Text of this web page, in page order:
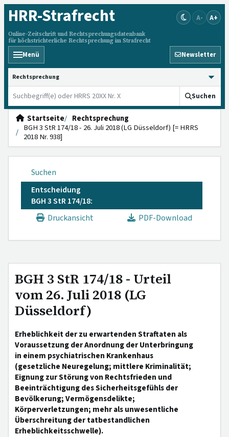
HRR-Strafrecht
Online-Zeitschrift und Rechtsprechungsdatenbank
für höchstrichterliche Rechtsprechung im Strafrecht
A- A+
Menü Newsletter
HRRS durchsuchen
Suchen
Startseite
Rechtsprechung
BGH 3 StR 174/18 - 26. Juli 2018 (LG Düsseldorf) [= HRRS
2018 Nr. 938]
Suchen
Entscheidung
BGH 3 StR 174/18:
Druckansicht
PDF-Download
BGH 3 StR 174/18 - Urteil
vom 26. Juli 2018 (LG
Düsseldorf)
Erheblichkeit der zu erwartenden Straftaten als
Voraussetzung der Anordnung der Unterbringung
in einem psychiatrischen Krankenhaus
(gesetzliche Neuregelung; mittlere Kriminalität;
Eignung zur Störung von Rechtsfrieden und
Beeinträchtigung des Sicherheitsgefühls der
Bevölkerung; Vermögensdelikte;
Körperverletzungen; mehr als unwesentliche
Überschreitung der tatbestandlichen
Erheblichkeitsschwelle).